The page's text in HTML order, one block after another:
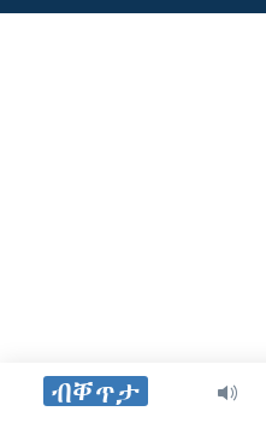
ብቐጥታ